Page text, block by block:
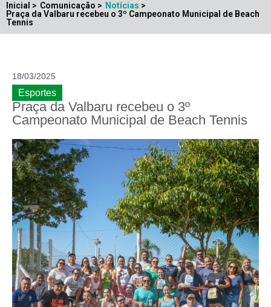
Inicial > Comunicação > Notícias >
Praça da Valbaru recebeu o 3º Campeonato Municipal de Beach
Tennis
18/03/2025
Esportes
Praça da Valbaru recebeu o 3º
Campeonato Municipal de Beach Tennis